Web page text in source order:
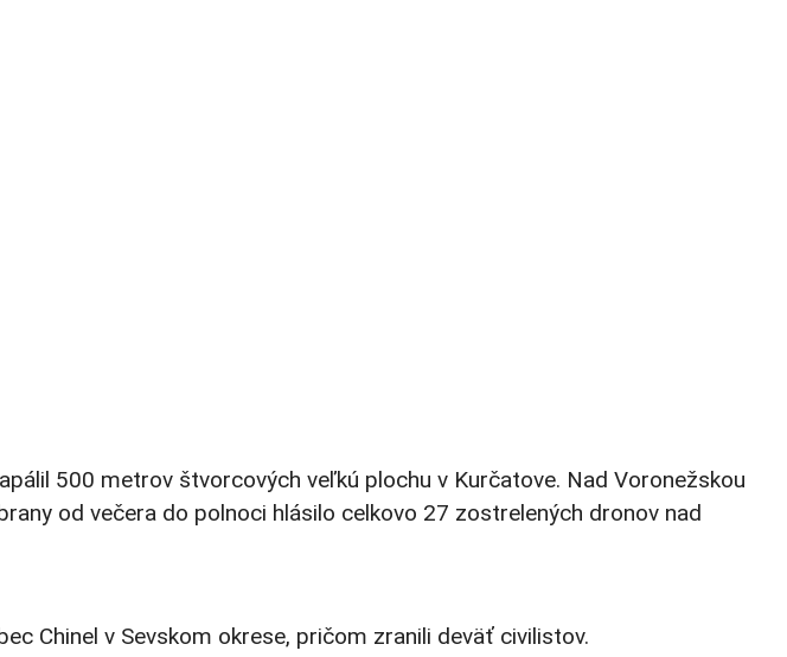
500 metrov štvorcových veľkú plochu v Kurčatove. Nad Voronežskou
od večera do polnoci hlásilo celkovo 27 zostrelených dronov nad
Chinel v Sevskom okrese, pričom zranili deväť civilistov.